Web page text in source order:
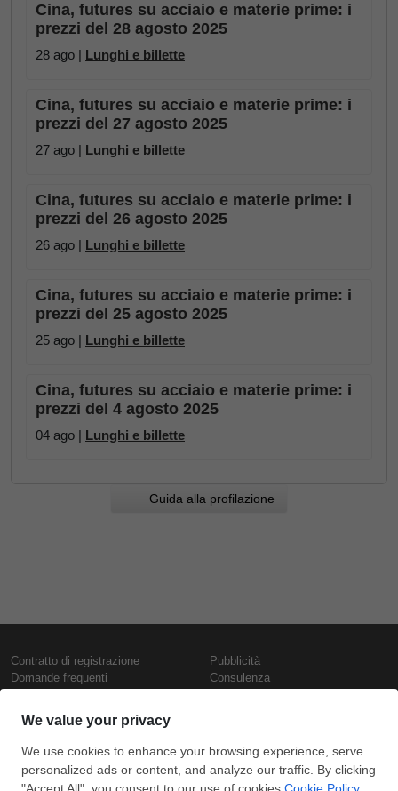
Cina, futures su acciaio e materie prime: i
prezzi del 28 agosto 2025
28 ago | Lunghi e billette
Cina, futures su acciaio e materie prime: i
prezzi del 27 agosto 2025
27 ago | Lunghi e billette
Cina, futures su acciaio e materie prime: i
prezzi del 26 agosto 2025
26 ago | Lunghi e billette
Cina, futures su acciaio e materie prime: i
prezzi del 25 agosto 2025
25 ago | Lunghi e billette
Cina, futures su acciaio e materie prime: i
prezzi del 4 agosto 2025
04 ago | Lunghi e billette
Guida alla profilazione
Contratto di registrazione
Domande frequenti
Presentazione
Contattaci
Termini di utilizzo
Politica di riservatezza
Pubblicità
Consulenza